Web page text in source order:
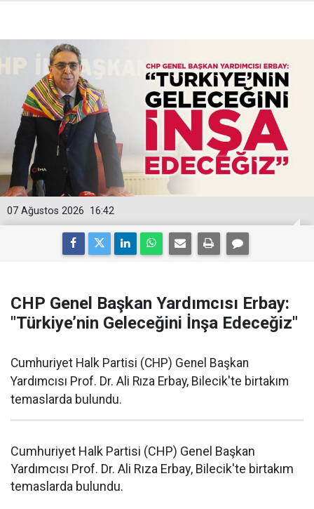
16:42
07 Ağustos 2026
CHP Genel Başkan Yardımcısı Erbay:
"Türkiye’nin Geleceğini İnşa Edeceğiz"
Cumhuriyet Halk Partisi (CHP) Genel Başkan
Yardımcısı Prof. Dr. Ali Rıza Erbay, Bilecik'te birtakım
temaslarda bulundu.
Cumhuriyet Halk Partisi (CHP) Genel Başkan
Yardımcısı Prof. Dr. Ali Rıza Erbay, Bilecik'te birtakım
temaslarda bulundu.